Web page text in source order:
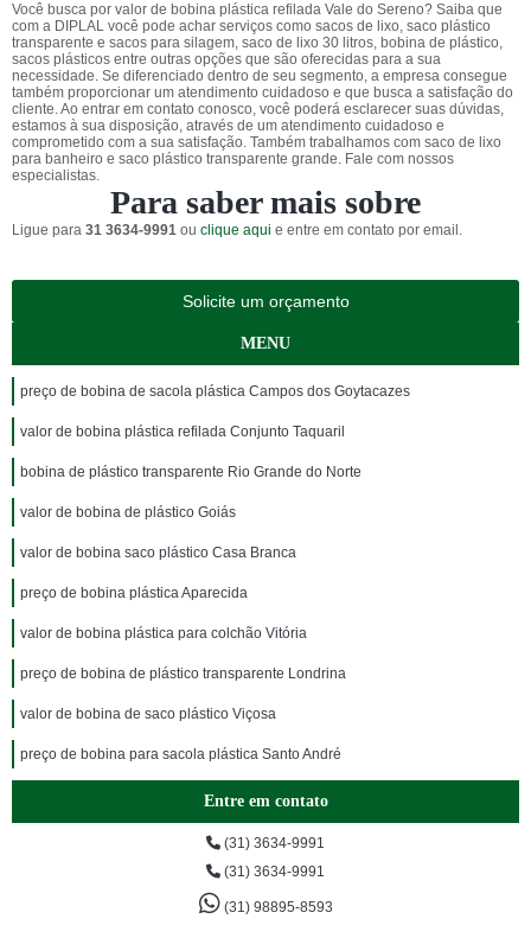
Você busca por valor de bobina plástica refilada Vale do Sereno? Saiba que
com a DIPLAL você pode achar serviços como sacos de lixo, saco plástico
transparente e sacos para silagem, saco de lixo 30 litros, bobina de plástico,
sacos plásticos entre outras opções que são oferecidas para a sua
necessidade. Se diferenciado dentro de seu segmento, a empresa consegue
também proporcionar um atendimento cuidadoso e que busca a satisfação do
cliente. Ao entrar em contato conosco, você poderá esclarecer suas dúvidas,
estamos à sua disposição, através de um atendimento cuidadoso e
comprometido com a sua satisfação. Também trabalhamos com saco de lixo
para banheiro e saco plástico transparente grande. Fale com nossos
especialistas.
Para saber mais sobre
Ligue para 31 3634-9991 ou clique aqui e entre em contato por email.
Solicite um orçamento
MENU
preço de bobina de sacola plástica Campos dos Goytacazes
valor de bobina plástica refilada Conjunto Taquaril
bobina de plástico transparente Rio Grande do Norte
valor de bobina de plástico Goiás
valor de bobina saco plástico Casa Branca
preço de bobina plástica Aparecida
valor de bobina plástica para colchão Vitória
preço de bobina de plástico transparente Londrina
valor de bobina de saco plástico Viçosa
preço de bobina para sacola plástica Santo André
Entre em contato
(31) 3634-9991
(31) 3634-9991
(31) 98895-8593